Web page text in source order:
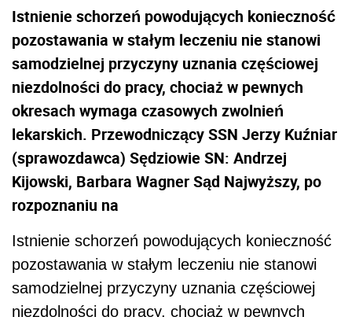
Istnienie schorzeń powodujących konieczność
pozostawania w stałym leczeniu nie stanowi
samodzielnej przyczyny uznania częściowej
niezdolności do pracy, chociaż w pewnych
okresach wymaga czasowych zwolnień
lekarskich. Przewodniczący SSN Jerzy Kuźniar
(sprawozdawca) Sędziowie SN: Andrzej
Kijowski, Barbara Wagner Sąd Najwyższy, po
rozpoznaniu na
Istnienie schorzeń powodujących konieczność
pozostawania w stałym leczeniu nie stanowi
samodzielnej przyczyny uznania częściowej
niezdolności do pracy, chociaż w pewnych